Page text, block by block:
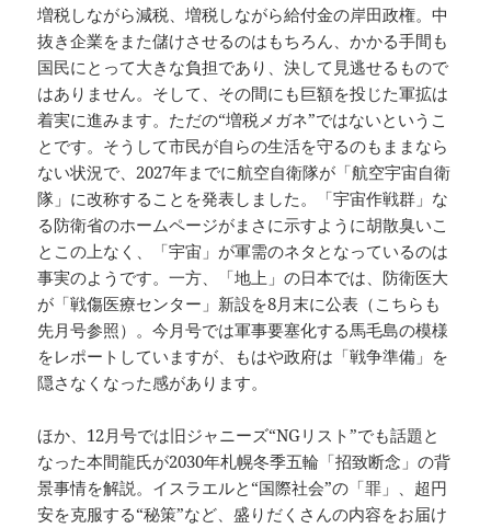
増税しながら減税、増税しながら給付金の岸田政権。中
抜き企業をまた儲けさせるのはもちろん、かかる手間も
国民にとって大きな負担であり、決して見逃せるもので
はありません。そして、その間にも巨額を投じた軍拡は
着実に進みます。ただの“増税メガネ”ではないというこ
とです。そうして市民が自らの生活を守るのもままなら
ない状況で、2027年までに航空自衛隊が「航空宇宙自衛
隊」に改称することを発表しました。「宇宙作戦群」な
る防衛省のホームページがまさに示すように胡散臭いこ
とこの上なく、「宇宙」が軍需のネタとなっているのは
事実のようです。一方、「地上」の日本では、防衛医大
が「戦傷医療センター」新設を8月末に公表（こちらも
先月号参照）。今月号では軍事要塞化する馬毛島の模様
をレポートしていますが、もはや政府は「戦争準備」を
隠さなくなった感があります。
ほか、12月号では旧ジャニーズ“NGリスト”でも話題と
なった本間龍氏が2030年札幌冬季五輪「招致断念」の背
景事情を解説。イスラエルと“国際社会”の「罪」、超円
安を克服する“秘策”など、盛りだくさんの内容をお届け